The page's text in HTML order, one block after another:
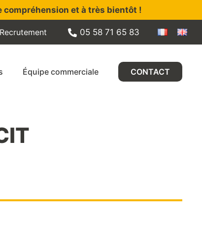
compréhension et à très bientôt !
Recrutement 05 58 71 65 83
Équipe commerciale CONTACT